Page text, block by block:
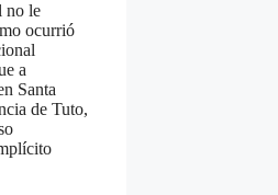
no le
ocurrió
a
Santa
de Tuto,